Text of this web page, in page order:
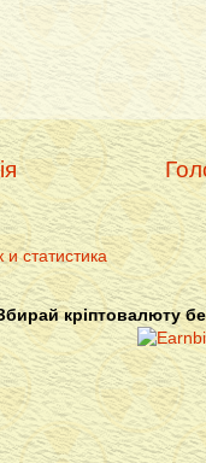
кріптовалюту